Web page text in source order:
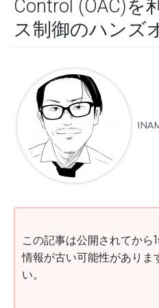
Control (OAC)を
ス制御のハンズ
この記事は公開されてから
情報が古い可能性がありま
い。